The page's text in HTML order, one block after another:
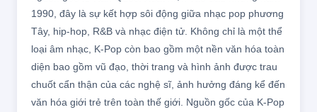
1990, đây là sự kết hợp sôi động giữa nhạc pop phương
Tây, hip-hop, R&B và nhạc điện tử. Không chỉ là một thể
loại âm nhạc, K-Pop còn bao gồm một nền văn hóa toàn
diện bao gồm vũ đạo, thời trang và hình ảnh được trau
chuốt cẩn thận của các nghệ sĩ, ảnh hưởng đáng kể đến
văn hóa giới trẻ trên toàn thế giới. Nguồn gốc của K-Pop